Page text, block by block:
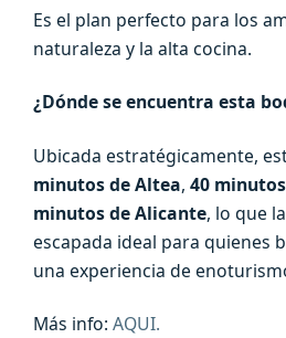
Es el plan perfecto para los
naturaleza y la alta cocina.
¿Dónde se encuentra esta
Ubicada estratégicamente,
minutos de Altea, 40
minutos de Alicante, lo que
escapada ideal para quienes
una experiencia de
Más info: AQUI.